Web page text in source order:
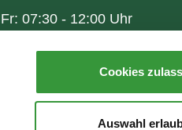
Cookies
Auswahl
Fr: 07:30 - 12:00 Uhr